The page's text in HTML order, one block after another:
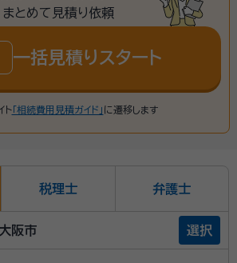
まとめて見積り依頼
一括見積りスタート
ト「相続費用見積ガイド」 に遷移します
税理士 弁護士
阪市 選択